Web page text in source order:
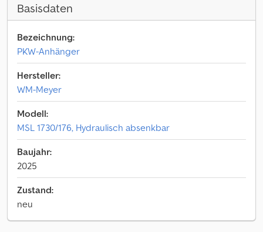
Basisdaten
Bezeichnung:
PKW-Anhänger
Hersteller:
WM-Meyer
Modell:
MSL 1730/176, Hydraulisch absenkbar
Baujahr:
2025
Zustand:
neu